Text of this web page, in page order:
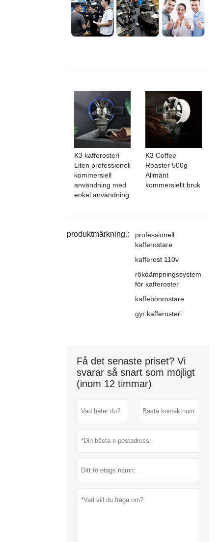
K3 kafferosteri
Liten professionell
kommersiell
användning med
enkel användning
K3 Coffee
Roaster 500g
Allmänt
kommersiellt bruk
produktmärkning.:
professionell
kafferostare
kafferost 110v
rökdämpningssystem
för kafferoster
kaffebönrostare
gyr kafferosteri
Få det senaste priset? Vi
svarar så snart som möjligt
(inom 12 timmar)